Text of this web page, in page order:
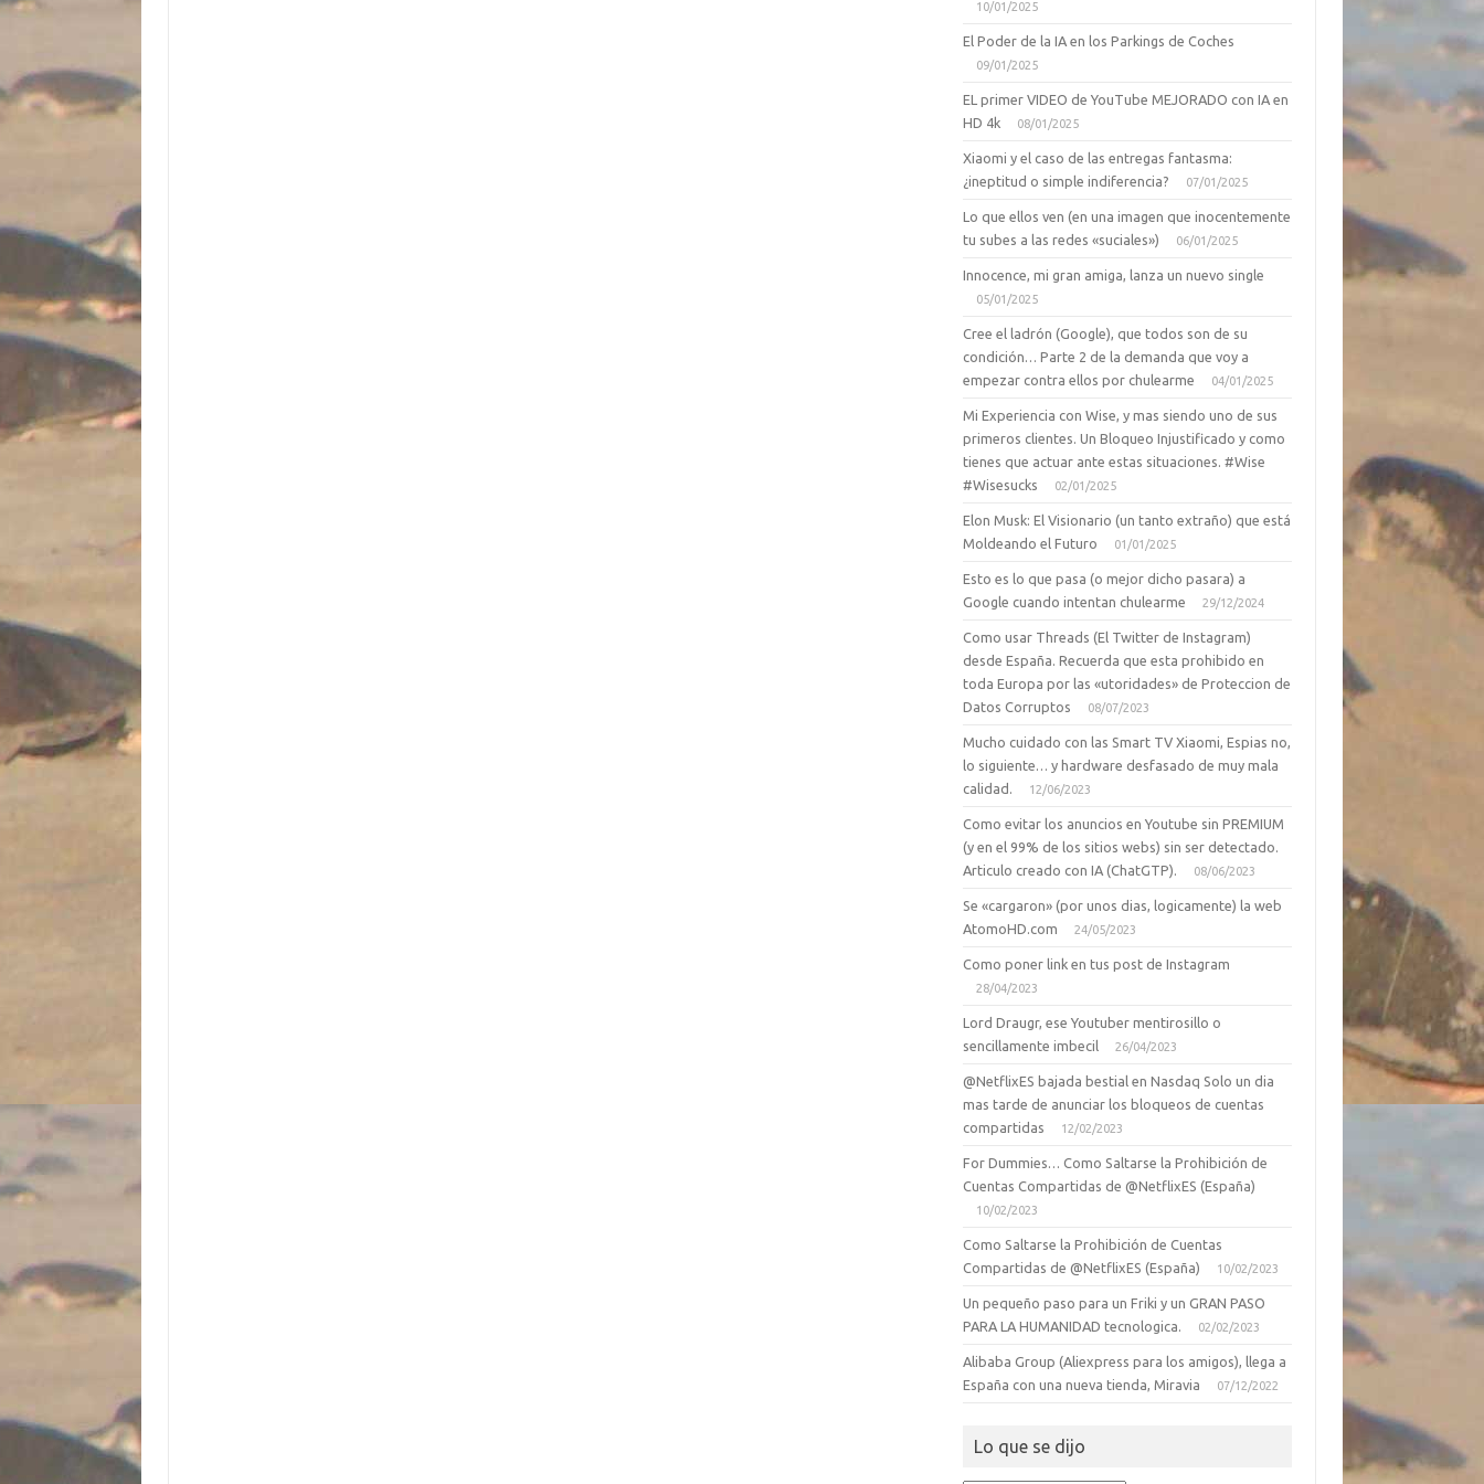
10/01/2025
El Poder de la IA en los Parkings de Coches
09/01/2025
EL primer VIDEO de YouTube MEJORADO con IA en
HD 4k
08/01/2025
Xiaomi y el caso de las entregas fantasma:
¿ineptitud o simple indiferencia?
07/01/2025
Lo que ellos ven (en una imagen que inocentemente
tu subes a las redes «suciales»)
06/01/2025
Innocence, mi gran amiga, lanza un nuevo single
05/01/2025
Cree el ladrón (Google), que todos son de su
condición… Parte 2 de la demanda que voy a
empezar contra ellos por chulearme
04/01/2025
Mi Experiencia con Wise, y mas siendo uno de sus
primeros clientes. Un Bloqueo Injustificado y como
tienes que actuar ante estas situaciones. #Wise
#Wisesucks
02/01/2025
Elon Musk: El Visionario (un tanto extraño) que está
Moldeando el Futuro
01/01/2025
Esto es lo que pasa (o mejor dicho pasara) a
Google cuando intentan chulearme
29/12/2024
Como usar Threads (El Twitter de Instagram)
desde España. Recuerda que esta prohibido en
toda Europa por las «utoridades» de Proteccion de
Datos Corruptos
08/07/2023
Mucho cuidado con las Smart TV Xiaomi, Espias no,
lo siguiente… y hardware desfasado de muy mala
calidad.
12/06/2023
Como evitar los anuncios en Youtube sin PREMIUM
(y en el 99% de los sitios webs) sin ser detectado.
Articulo creado con IA (ChatGTP).
08/06/2023
Se «cargaron» (por unos dias, logicamente) la web
AtomoHD.com
24/05/2023
Como poner link en tus post de Instagram
28/04/2023
Lord Draugr, ese Youtuber mentirosillo o
sencillamente imbecil
26/04/2023
@NetflixES bajada bestial en Nasdaq Solo un dia
mas tarde de anunciar los bloqueos de cuentas
compartidas
12/02/2023
For Dummies… Como Saltarse la Prohibición de
Cuentas Compartidas de @NetflixES (España)
10/02/2023
Como Saltarse la Prohibición de Cuentas
Compartidas de @NetflixES (España)
10/02/2023
Un pequeño paso para un Friki y un GRAN PASO
PARA LA HUMANIDAD tecnologica.
02/02/2023
Alibaba Group (Aliexpress para los amigos), llega a
España con una nueva tienda, Miravia
07/12/2022
Lo que se dijo